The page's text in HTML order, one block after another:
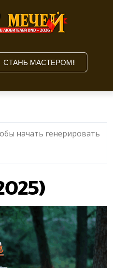
СТАНЬ МАСТЕРОМ!
начать генерировать